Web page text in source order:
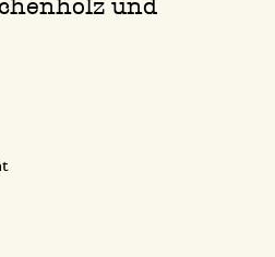
und